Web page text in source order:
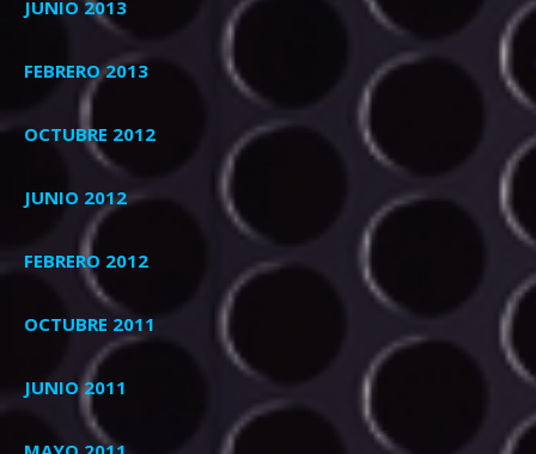
JUNIO 2013
FEBRERO 2013
OCTUBRE 2012
JUNIO 2012
FEBRERO 2012
OCTUBRE 2011
JUNIO 2011